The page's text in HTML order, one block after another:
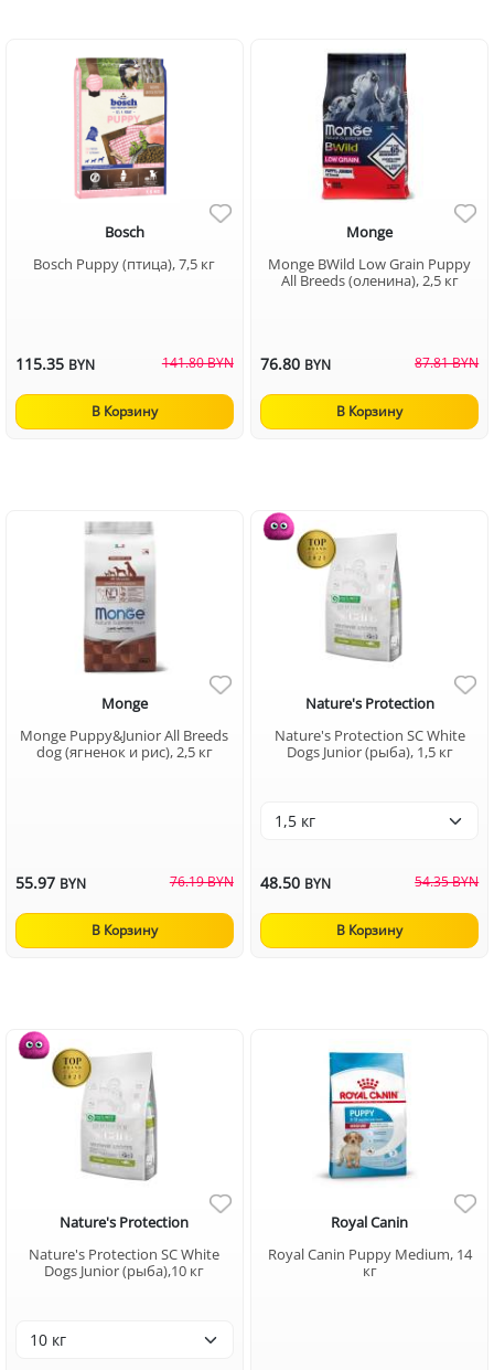
Bosch
Bosch Puppy (птица), 7,5 кг
115.35 BYN 141.80 BYN
В Корзину
Monge
Monge BWild Low Grain Puppy
All Breeds (оленина), 2,5 кг
76.80 BYN 87.81 BYN
В Корзину
Monge
Monge Puppy&Junior All Breeds
dog (ягненок и рис), 2,5 кг
55.97 BYN 76.19 BYN
В Корзину
Nature's Protection
Nature's Protection SC White
Dogs Junior (рыба), 1,5 кг
48.50 BYN 54.35 BYN
В Корзину
Nature's Protection
Nature's Protection SC White
Dogs Junior (рыба),10 кг
Royal Canin
Royal Canin Puppy Medium, 14
кг